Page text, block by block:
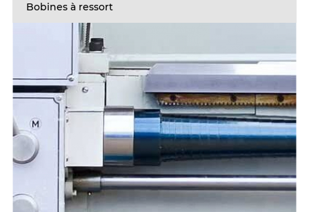
Bobines à ressort